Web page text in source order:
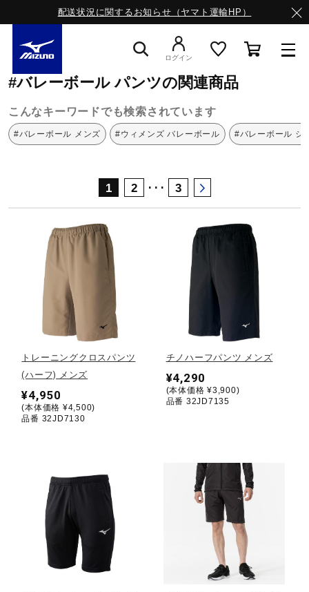
配送状況に関するお知らせ（ヤマト運輸HP）
ライフスタイルウエア
ランニング
サッカー／フットサル
トレーニング
ゴルフ
バレーボール
テニス／ソフトテニス
ログイン
ミズノ公式オンライン パンツ
#バレーボール パンツの関連商品
こんなキーワードでも検索されています
#バレーボール メンズ #ウィメンズ バレーボール #バレーボール シ
1 2 ･･･ 3
トレーニングクロスパンツ
(ハーフ) メンズ
¥4,950
(本体価格 ¥4,500)
品番 32JD7130
チノハーフパンツ メンズ
¥4,290
(本体価格 ¥3,900)
品番 32JD7135